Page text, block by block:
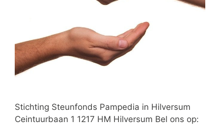
Stichting Steunfonds Pampedia in Hilversum
Ceintuurbaan 1 1217 HM Hilversum Bel ons op: